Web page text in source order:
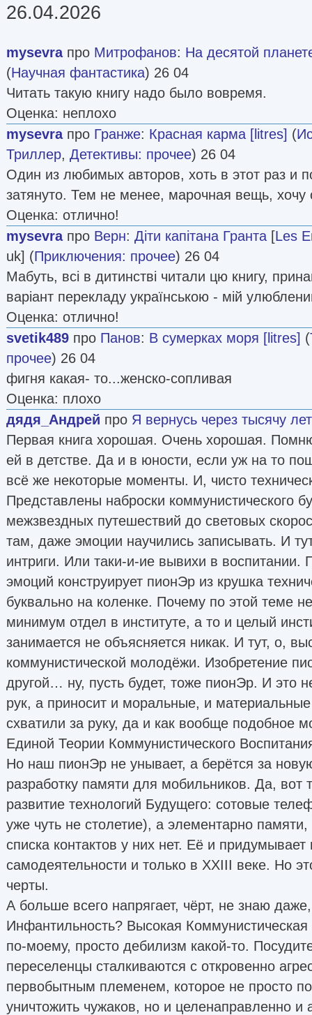
26.04.2026
mysevraпро Митрофанов: На десятой
(Научная фантастика) 26 04
Читать такую книгу надо было вовремя.
Оценка: неплохо
mysevraпро Гранже: Красная карма [litres] (
Триллер, Детективы: прочее) 26 04
Один из любимых авторов, хоть в этот раз и
затянуто. Тем не менее, марочная вещь, хочу
Оценка: отлично!
mysevraпро Верн: Діти капітана Гранта [Les
uk] (Приключения: прочее) 26 04
Мабуть, всі в дитинстві читали цю книгу,
варіант перекладу українською - мій
Оценка: отлично!
svetik489 про Панов: В сумерках моря [litres] (
прочее) 26 04
фигня какая- то...женско-сопливая
Оценка: плохо
дядя_Андрей про Я вернусь через тысячу лет
Первая книга хорошая. Очень хорошая.
ей в детстве. Да и в юности, если уж на то
всё же некоторые моменты. И, чисто
Представлены наброски коммунистического
межзвездных путешествий до световых
там, даже эмоции научились записывать. И
интриги. Или таки-и-ие вывихи в воспитании.
эмоций конструирует пионЭр из крушка
буквально на коленке. Почему по этой теме
минимум отдел в институте, а то и целый
занимается не объясняется никак. И тут, о,
коммунистической молодёжи. Изобретение
другой… ну, пусть будет, тоже пионЭр. И это
рук, а приносит и моральные, и
схватили за руку, да и как вообще подобное
Единой Теории Коммунистического
Но наш пионЭр не унывает, а берётся за
разработку памяти для мобильников. Да,
развитие технологий Будущего: сотовые
уже чуть не столетие), а элементарно
списка контактов у них нет. Её и
самодеятельности и только в XXIII веке. Но
черты.
А больше всего напрягает, чёрт, не знаю
Инфантильность? Высокая
по-моему, просто дебилизм какой-то.
переселенцы сталкиваются с откровенно
первобытным племенем, которое не просто
уничтожить чужаков, но и целенаправленно и